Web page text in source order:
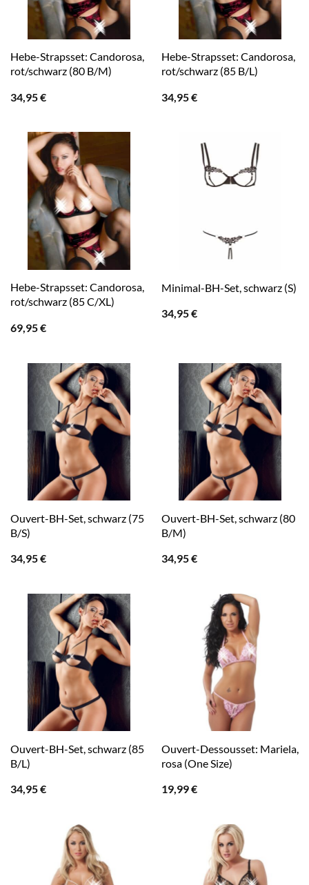
Hebe-Strapsset: Candorosa,
rot/schwarz (80 B/M)
34,95€
Hebe-Strapsset: Candorosa,
rot/schwarz (85 B/L)
34,95€
Hebe-Strapsset: Candorosa,
rot/schwarz (85 C/XL)
69,95€
Minimal-BH-Set, schwarz (S)
34,95€
Ouvert-BH-Set, schwarz (75
B/S)
34,95€
Ouvert-BH-Set, schwarz (80
B/M)
34,95€
Ouvert-BH-Set, schwarz (85
B/L)
34,95€
Ouvert-Dessousset: Mariela,
rosa (One Size)
19,99€